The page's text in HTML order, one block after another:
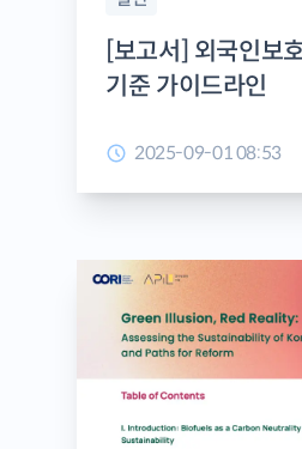
[보고서] 외국인보
기준 가이드라인
2025-09-01 08:53